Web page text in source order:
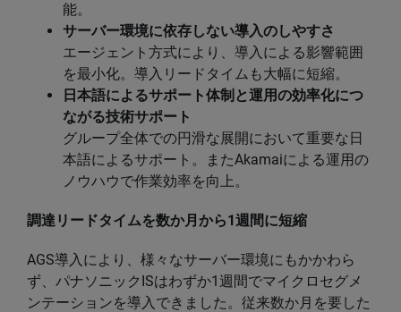
能。
サーバー環境に依存しない導入のしやすさ
エージェント方式により、導入による影響範囲
を最小化。導入リードタイムも大幅に短縮。
日本語によるサポート体制と運用の効率化につ
ながる技術サポート
グループ全体での円滑な展開において重要な日
本語によるサポート。またAkamaiによる運用の
ノウハウで作業効率を向上。
調達リードタイムを数か月から1週間に短縮
AGS導入により、様々なサーバー環境にもかかわら
ず、パナソニックISはわずか1週間でマイクロセグメ
ンテーションを導入できました。従来数か月を要した